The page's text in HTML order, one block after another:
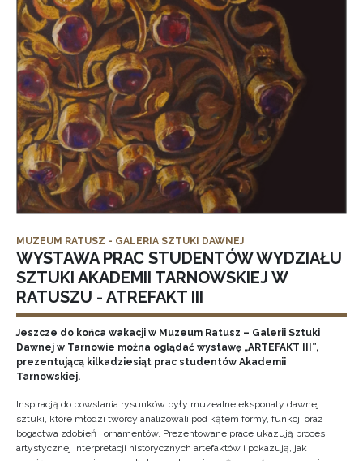
MUZEUM RATUSZ - GALERIA SZTUKI DAWNEJ
WYSTAWA PRAC STUDENTÓW WYDZIAŁU
SZTUKI AKADEMII TARNOWSKIEJ W
RATUSZU - ATREFAKT III
Jeszcze do końca wakacji w Muzeum Ratusz – Galerii Sztuki
Dawnej w Tarnowie można oglądać wystawę „ARTEFAKT III”,
prezentującą kilkadziesiąt prac studentów Akademii
Tarnowskiej.
Inspiracją do powstania rysunków były muzealne eksponaty dawnej
sztuki, które młodzi twórcy analizowali pod kątem formy, funkcji oraz
bogactwa zdobień i ornamentów. Prezentowane prace ukazują proces
artystycznej interpretacji historycznych artefaktów i pokazują, jak